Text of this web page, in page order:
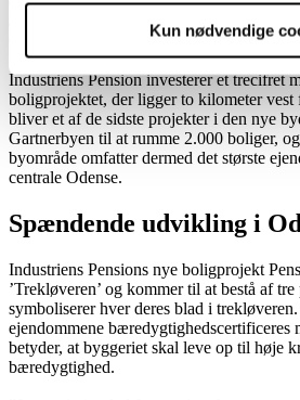
Kun nødvendige
attraktive boliger i Odenses nye store
Industriens Pension investerer et trecifret
boligprojektet, der ligger to kilometer vest
bliver et af de sidste projekter i den nye
Gartnerbyen til at rumme 2.000 boliger,
byområde omfatter dermed det største
centrale Odense.
Spændende udvikling i
Industriens Pensions nye boligprojekt
’Trekløveren’ og kommer til at bestå af
symboliserer hver deres blad i
ejendommene
betyder, at byggeriet skal leve op til høje
bæredygtighed.